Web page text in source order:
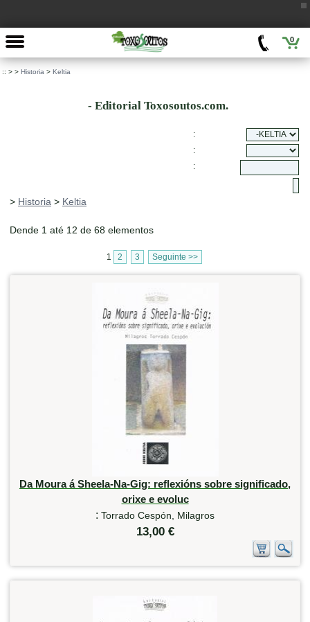
0
:: > > Historia > Keltia
- Editorial Toxosoutos.com.
:
:
:
> Historia > Keltia
Dende 1 até 12 de 68 elementos
1 2 3 Seguinte >>
Da Moura á Sheela-Na-Gig: reflexións sobre significado,
orixe e evoluc
: Torrado Cespón, Milagros
13,00 €